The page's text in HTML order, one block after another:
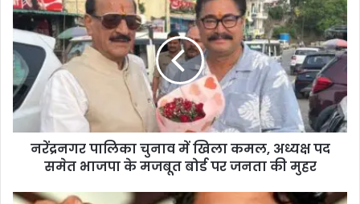
नरेंद्रनगर पालिका चुनाव में खिला कमल, अध्यक्ष पद
समेत भाजपा के मजबूत बोर्ड पर जनता की मुहर